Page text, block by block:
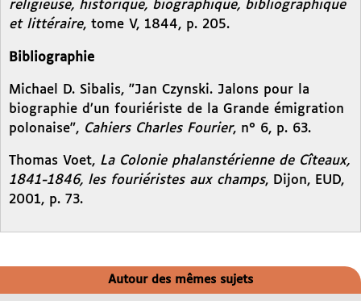
religieuse, historique, biographique, bibliographique
et littéraire, tome V, 1844, p. 205.
Bibliographie
Michael D. Sibalis, "Jan Czynski. Jalons pour la
biographie d’un fouriériste de la Grande émigration
polonaise", Cahiers Charles Fourier, n° 6, p. 63.
Thomas Voet, La Colonie phalanstérienne de Cîteaux,
1841-1846, les fouriéristes aux champs, Dijon, EUD,
2001, p. 73.
Autour des mêmes sujets